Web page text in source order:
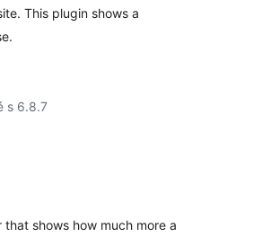
This plugin shows a
s 6.8.7
shows how much more a